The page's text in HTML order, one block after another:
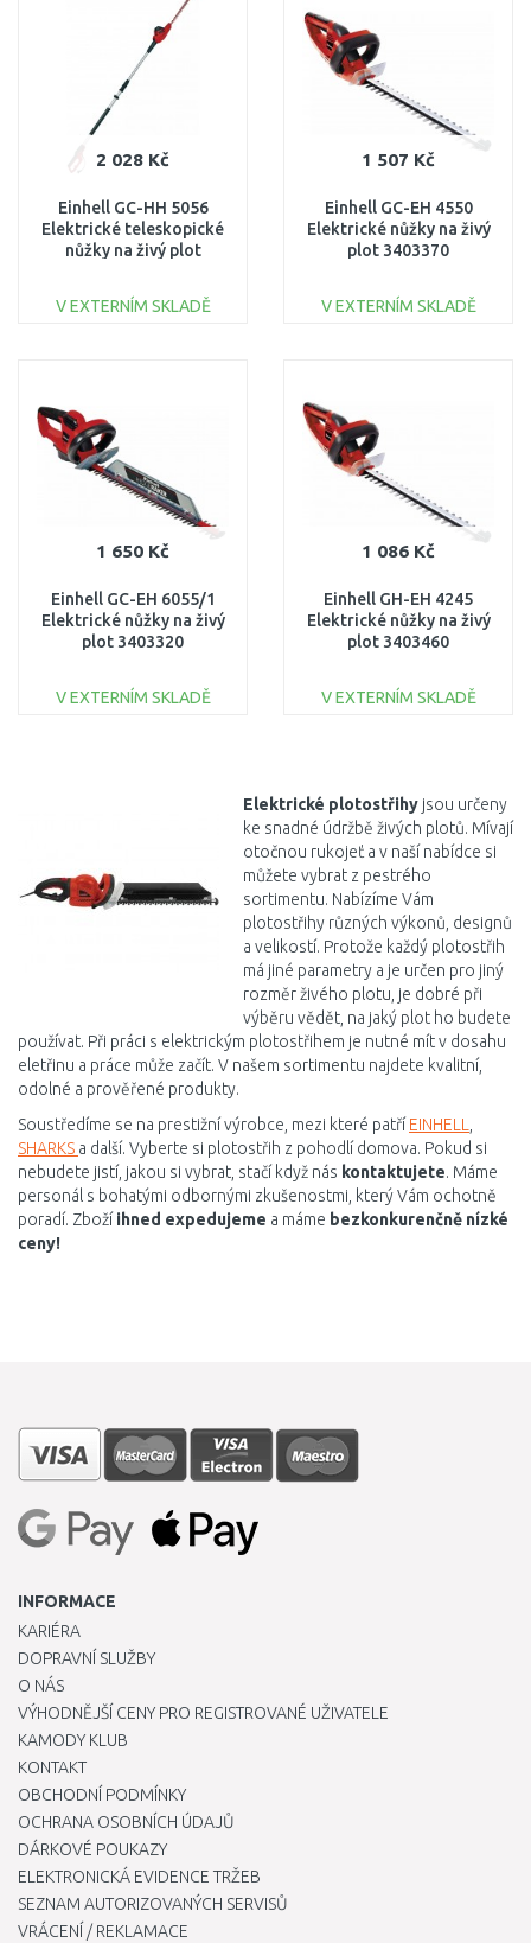
2 028 Kč
Einhell GC-HH 5056
Elektrické teleskopické
nůžky na živý plot
V EXTERNÍM SKLADĚ
1 507 Kč
Einhell GC-EH 4550
Elektrické nůžky na živý
plot 3403370
V EXTERNÍM SKLADĚ
1 650 Kč
Einhell GC-EH 6055/1
Elektrické nůžky na živý
plot 3403320
V EXTERNÍM SKLADĚ
1 086 Kč
Einhell GH-EH 4245
Elektrické nůžky na živý
plot 3403460
V EXTERNÍM SKLADĚ
Elektrické plotostřihy jsou určeny
ke snadné údržbě živých plotů. Mívají
otočnou rukojeť a v naší nabídce si
můžete vybrat z pestrého
sortimentu. Nabízíme Vám
plotostřihy různých výkonů, designů
a velikostí. Protože každý plotostřih
má jiné parametry a je určen pro jiný
rozměr živého plotu, je dobré při
výběru vědět, na jaký plot ho budete
používat. Při práci s elektrickým plotostřihem je nutné mít v dosahu
eletřinu a práce může začít. V našem sortimentu najdete kvalitní,
odolné a prověřené produkty.
Soustředíme se na prestižní výrobce, mezi které patří EINHELL
SHARKS a další. Vyberte si plotostřih z pohodlí domova. Pokud si
nebudete jistí, jakou si vybrat, stačí když nás kontaktujete. Máme
personál s bohatými odbornými zkušenostmi, který Vám ochotně
poradí. Zboží ihned expedujeme a máme bezkonkurenčně nízké
ceny!
INFORMACE
KARIÉRA
DOPRAVNÍ SLUŽBY
O NÁS
VÝHODNĚJŠÍ CENY PRO REGISTROVANÉ UŽIVATELE
KAMODY KLUB
KONTAKT
OBCHODNÍ PODMÍNKY
OCHRANA OSOBNÍCH ÚDAJŮ
DÁRKOVÉ POUKAZY
ELEKTRONICKÁ EVIDENCE TRŽEB
SEZNAM AUTORIZOVANÝCH SERVISŮ
VRÁCENÍ / REKLAMACE